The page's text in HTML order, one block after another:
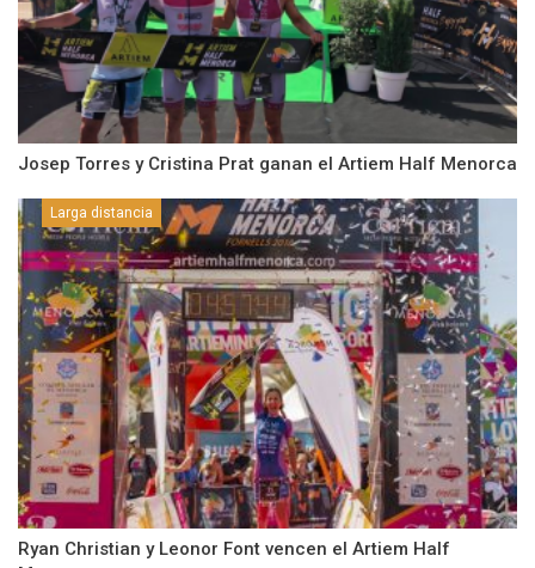
Josep Torres y Cristina Prat ganan el Artiem Half Menorca
Larga distancia
Ryan Christian y Leonor Font vencen el Artiem Half